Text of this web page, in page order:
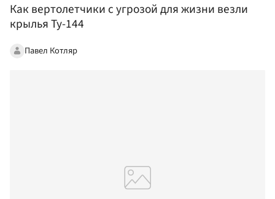
Как вертолетчики с угрозой для жизни везли
крылья Ту-144
Павел Котляр